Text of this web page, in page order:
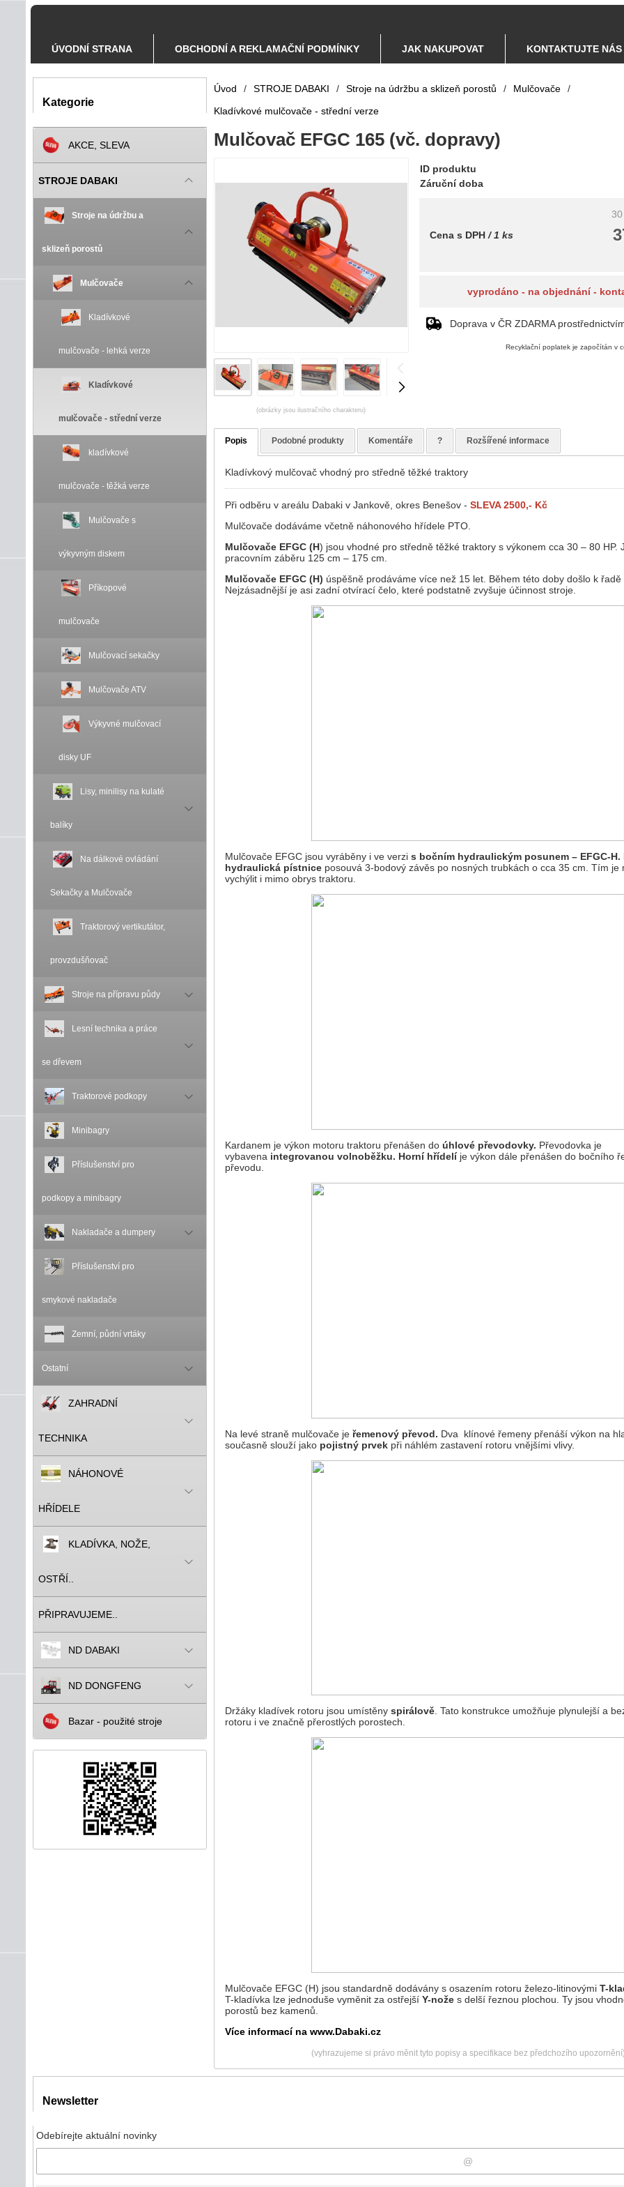
ÚVODNÍ STRANA OBCHODNÍ A REKLAMAČNÍ PODMÍNKY JAK NAKUPOVAT KONTAKTUJTE NÁS
Kategorie
AKCE, SLEVA
STROJE DABAKI
Stroje na údržbu a
sklizeň porostů
Mulčovače
Kladívkové
mulčovače - lehká verze
Kladívkové
mulčovače - střední verze
kladívkové
mulčovače - těžká verze
Mulčovače s
výkyvným diskem
Příkopové
mulčovače
Mulčovací sekačky
Mulčovače ATV
Výkyvné mulčovací
disky UF
Lisy, minilisy na kulaté
balíky
Na dálkové ovládání
Sekačky a Mulčovače
Traktorový vertikutátor,
provzdušňovač
Stroje na přípravu půdy
Lesní technika a práce
se dřevem
Traktorové podkopy
Minibagry
Příslušenství pro
podkopy a minibagry
Nakladače a dumpery
Příslušenství pro
smykové nakladače
Zemní, půdní vrtáky
Ostatní
ZAHRADNÍ
TECHNIKA
NÁHONOVÉ
HŘÍDELE
KLADÍVKA, NOŽE,
OSTŘÍ..
PŘIPRAVUJEME..
ND DABAKI
ND DONGFENG
Bazar - použité stroje
Úvod / STROJE DABAKI / Stroje na údržbu a sklizeň porostů / Mulčovače
/
Kladívkové mulčovače - střední verze
Mulčovač EFGC 165 (vč. dopravy)
(obrázky jsou ilustračního charakteru)
ID produktu
Záruční doba
Cena s DPH/ 1 ks
vyprodáno - na objednání -
Doprava v ČR ZDARMA
Recyklační poplatek je započítán v
Popis Podobné produkty Komentáře ? Rozšířené informace
Kladívkový mulčovač vhodný pro středně těžké traktory
Při odběru v areálu Dabaki v Jankově, okres Benešov - SLEVA 2500,- Kč
Mulčovače dodáváme včetně náhonového hřídele PTO.
Mulčovače EFGC (H) jsou vhodné pro středně těžké traktory s výkonem cca 30 – 80 HP.
pracovním záběru 125 cm – 175 cm.
Mulčovače EFGC (H) úspěšně prodáváme více než 15 let. Během této doby došlo k řadě
Nejzásadnější je asi zadní otvírací čelo, které podstatně zvyšuje účinnost stroje.
Mulčovače EFGC jsou vyráběny i ve verzi s bočním hydraulickým posunem – EFGC-
hydraulická pístnice posouvá 3-bodový závěs po nosných trubkách o cca 35 cm. Tím je
vychýlit i mimo obrys traktoru.
Kardanem je výkon motoru traktoru přenášen do úhlové převodovky. Převodovka je
vybavena integrovanou volnoběžku. Horní hřídelíje výkon dále přenášen do bočního
převodu.
Na levé straně mulčovače je řemenový převod. Dva klínové řemeny přenáší výkon na
současně slouží jako pojistný prvek při náhlém zastavení rotoru vnějšími vlivy.
Držáky kladívek rotoru jsou umístěny spirálově . Tato konstrukce umožňuje plynulejší a
rotoru i ve značně přerostlých porostech.
Mulčovače EFGC (H) jsou standardně dodávány s osazením rotoru železo-litinovými T-
T-kladívka lze jednoduše vyměnit za ostřejší Y-nože s delší řeznou plochou. Ty jsou
porostů bez kamenů.
Více informací na www.Dabaki.cz
(vyhrazujeme si právo měnit tyto popisy a specifikace bez předchozího upozornění)
Newsletter
Odebírejte aktuální novinky